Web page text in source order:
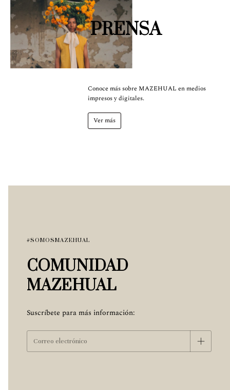
PRENSA
Conoce más sobre MAZEHUAL en medios
impresos y digitales.
Ver más
#SOMOSMAZEHUAL
COMUNIDAD
MAZEHUAL
Suscríbete para más información: